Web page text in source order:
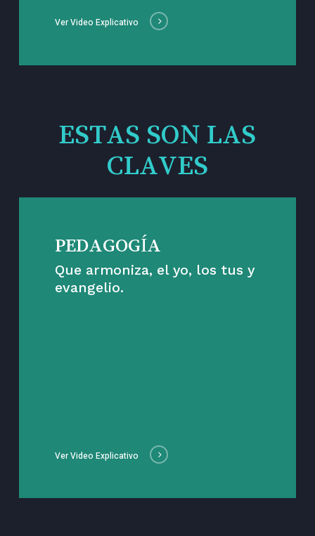
Ver Video Explicativo
ESTAS SON LAS
CLAVES
PEDAGOGÍA
Que armoniza, el yo, los tus y
evangelio.
Ver Video Explicativo